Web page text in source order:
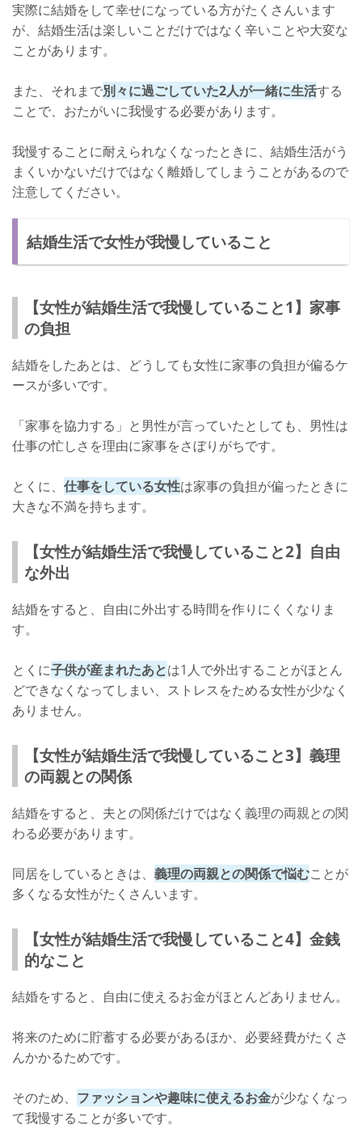
実際に結婚をして幸せになっている方がたくさんいます
が、結婚生活は楽しいことだけではなく辛いことや大変な
ことがあります。
また、それまで別々に過ごしていた2人が一緒に生活する
ことで、おたがいに我慢する必要があります。
我慢することに耐えられなくなったときに、結婚生活がう
まくいかないだけではなく離婚してしまうことがあるので
注意してください。
結婚生活で女性が我慢していること
【女性が結婚生活で我慢していること1】家事
の負担
結婚をしたあとは、どうしても女性に家事の負担が偏るケ
ースが多いです。
「家事を協力する」と男性が言っていたとしても、男性は
仕事の忙しさを理由に家事をさぼりがちです。
とくに、 仕事をしている女性は家事の負担が偏ったときに
大きな不満を持ちます。
【女性が結婚生活で我慢していること2】自由
な外出
結婚をすると、自由に外出する時間を作りにくくなりま
す。
とくに子供が産まれたあとは1人で外出することがほとん
どできなくなってしまい、ストレスをためる女性が少なく
ありません。
【女性が結婚生活で我慢していること3】義理
の両親との関係
結婚をすると、夫との関係だけではなく義理の両親との関
わる必要があります。
同居をしているときは、 義理の両親との関係で悩むことが
多くなる女性がたくさんいます。
【女性が結婚生活で我慢していること4】金銭
的なこと
結婚をすると、自由に使えるお金がほとんどありません。
将来のために貯蓄する必要があるほか、必要経費がたくさ
んかかるためです。
そのため、 ファッションや趣味に使えるお金が少なくなっ
て我慢することが多いです。